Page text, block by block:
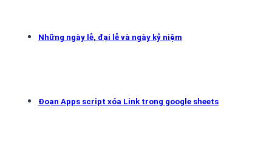
Những ngày lễ, đại lễ và ngày kỷ niệm
Đoạn Apps script xóa Link trong google sheets